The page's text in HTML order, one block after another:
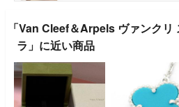
「Van Cleef＆Arpels ヴァンク
ラ」に近い商品